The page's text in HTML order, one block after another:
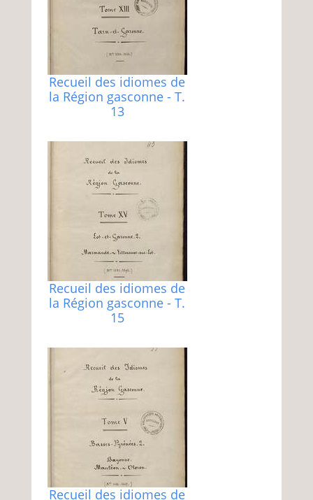
Recueil des idiomes de
la Région gasconne - T.
13
Recueil des idiomes de
la Région gasconne - T.
15
Recueil des idiomes de